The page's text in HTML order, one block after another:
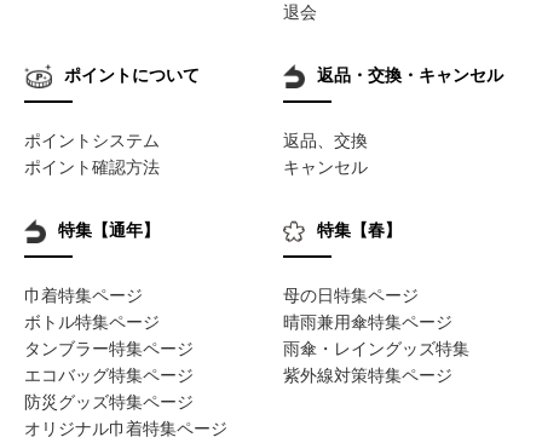
退会
ポイントについて
ポイントシステム
ポイント確認方法
返品・交換・キャンセル
返品、交換
キャンセル
特集【通年】
巾着特集ページ
ボトル特集ページ
タンブラー特集ページ
エコバッグ特集ページ
防災グッズ特集ページ
オリジナル巾着特集ページ
特集【春】
母の日特集ページ
晴雨兼用傘特集ページ
雨傘・レイングッズ特集
紫外線対策特集ページ